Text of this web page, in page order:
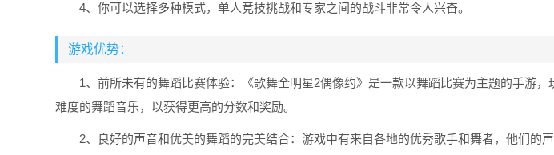
4、你可以选择多种模式，单人竞技挑战和专家之间的战斗非常令人兴奋。
游戏优势：
1、前所未有的舞蹈比赛体验：《歌舞全明星2偶像约》是一款以舞蹈比赛为主题的手游
难度的舞蹈音乐，以获得更高的分数和奖励。
2、良好的声音和优美的舞蹈的完美结合：游戏中有来自各地的优秀歌手和舞者，他们的